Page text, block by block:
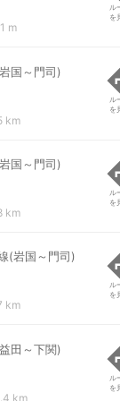
m
ル
を
国～門司)
km
ル
を
国～門司)
km
ル
を
(岩国～門司)
km
ル
を
田～下関)
km
ル
を